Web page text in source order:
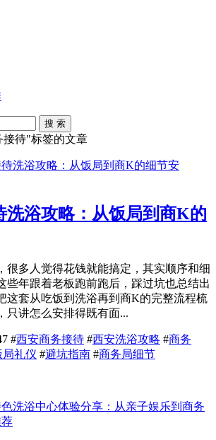
搜 索
待"标签的文章
洗浴攻略：从饭局到商K的
很多人觉得花钱就能搞定，其实顺序和细
些年跟着老板跑前跑后，踩过坑也总结出
这套从吃饭到洗浴再到商K的完整流程梳
只讲怎么安排得既有面...
#西安商务接待 #西安洗浴攻略 #商务
局礼仪 #避坑指南 #商务局细节